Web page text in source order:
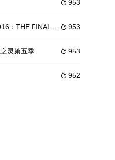
高度发达的科技，娱乐事业却受到前
 953
 953
两津勘吉最后的一天
 953
灵第五季
 952